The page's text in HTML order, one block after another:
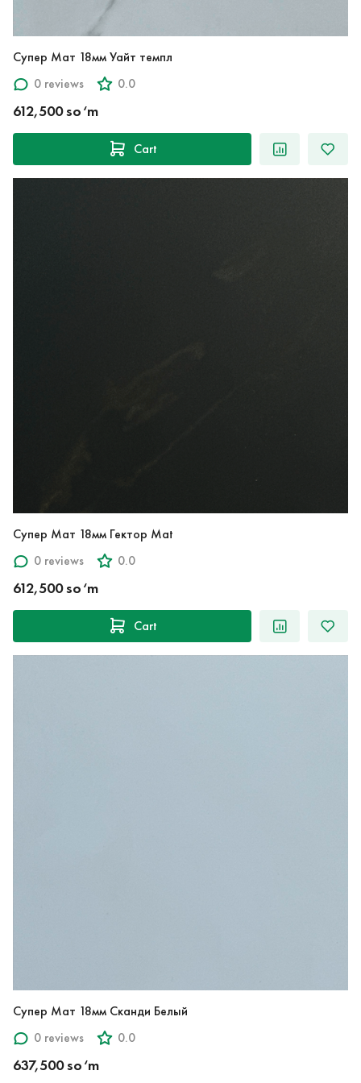
Супер Мат 18мм Уайт темпл
0 reviews
0.0
612,500 so‘m
Cart
Супер Мат 18мм Гектор Mat
0 reviews
0.0
612,500 so‘m
Cart
Супер Мат 18мм Сканди Белый
0 reviews
0.0
637,500 so‘m